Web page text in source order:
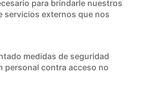
para brindarle nuestros
servicios externos que nos
medidas de seguridad
personal contra acceso no